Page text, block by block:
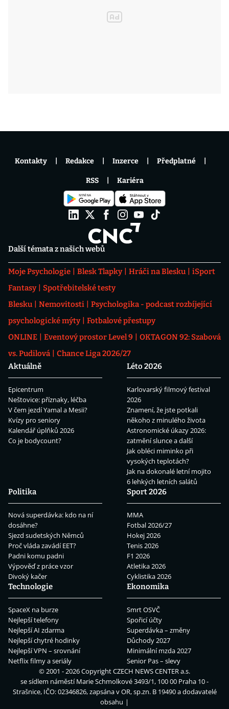
Další témata z našich webů
Moje Psychologie Blesk Tlapky Hráči na Blesku
iSport
Fantasy
Spotřebitelské testy
Blesku
Nemovitosti
Psychologika - podcast rozbíjející
psychologické mýty
Fotbalové přestupy
ONLINE
Eventový prostor Level 9
OKTAGON 92: Szabová
vs. Pudilová
Chance Liga 2026/27
Aktuálně
Epicentrum
Neštovice: příznaky, léčba
V čem jezdí Yamal a Mesii?
Kvízy pro seniory
Kalendář úplňků 2026
Co je bodycount?
Léto 2026
Karlovarský filmový festival
2026
Znamení, že jste potkali
někoho z minulého života
Astronomické úkazy 2026:
zatmění slunce a další
Jak obléci miminko při
vysokých teplotách?
Jak na dokonalé letní mojito
6 lehkých letních salátů
Politika
Nová superdávka: kdo na ní
dosáhne?
Sjezd sudetských Němců
Proč vláda zavádí EET?
Padni komu padni
Výpověď z práce vzor
Divoký kačer
Sport 2026
MMA
Fotbal 2026/27
Hokej 2026
Tenis 2026
F1 2026
Atletika 2026
Cyklistika 2026
Technologie
SpaceX na burze
Nejlepší telefony
Nejlepší AI zdarma
Nejlepší chytré hodinky
Nejlepší VPN – srovnání
Netflix filmy a seriály
Ekonomika
Smrt OSVČ
Spořicí účty
Superdávka – změny
Důchody 2027
Minimální mzda 2027
Senior Pas – slevy
Kontakty Redakce Inzerce Předplatné
RSS Kariéra
© 2001 - 2026 CopyrightCZECH NEWS CENTER a.s.
se sídlem náměstí Marie Schmolkové 3493/1, 100 00 Praha 10 -
Strašnice, IČO: 02346826, zapsána v OR, sp.zn. B 19490 a dodavatelé
obsahu